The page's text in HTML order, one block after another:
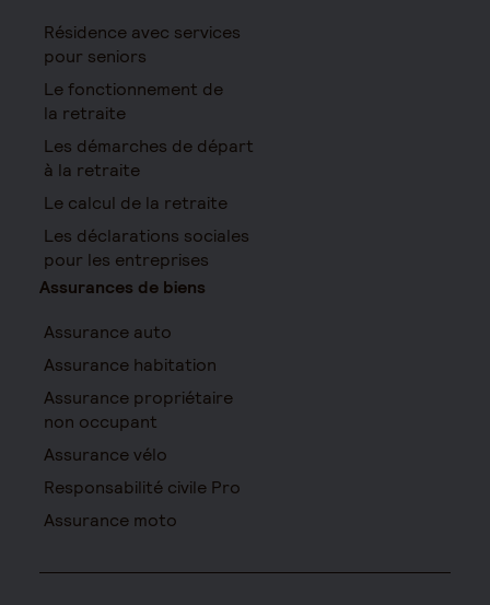
Résidence avec services
pour seniors
Le fonctionnement de
la retraite
Les démarches de départ
à la retraite
Le calcul de la retraite
Les déclarations sociales
pour les entreprises
Assurances de biens
Assurance auto
Assurance habitation
Assurance propriétaire
non occupant
Assurance vélo
Responsabilité civile Pro
Assurance moto